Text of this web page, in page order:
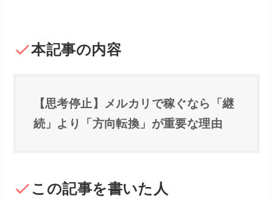
本記事の内容
【思考停止】メルカリで稼ぐなら「継
続」より「方向転換」が重要な理由
この記事を書いた人